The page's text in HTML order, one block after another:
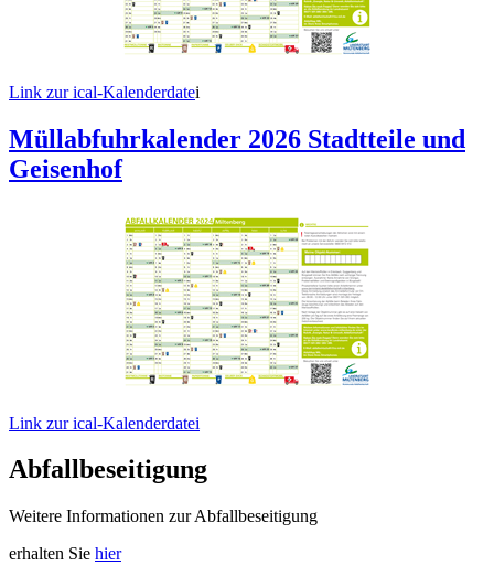
Link zur ical-Kalenderdatei
Müllabfuhrkalender 2026 Stadtteile und
Geisenhof
Link zur ical-Kalenderdatei
Abfallbeseitigung
Weitere Informationen zur Abfallbeseitigung
erhalten Sie hier